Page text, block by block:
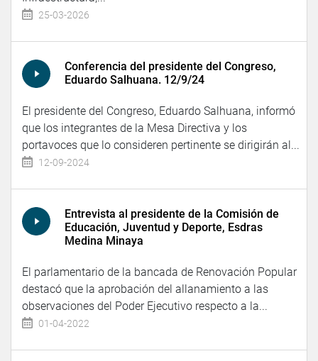
25-03-2026
Conferencia del presidente del Congreso,
Eduardo Salhuana. 12/9/24
El presidente del Congreso, Eduardo Salhuana, informó
que los integrantes de la Mesa Directiva y los
portavoces que lo consideren pertinente se dirigirán al...
12-09-2024
Entrevista al presidente de la Comisión de
Educación, Juventud y Deporte, Esdras
Medina Minaya
El parlamentario de la bancada de Renovación Popular
destacó que la aprobación del allanamiento a las
observaciones del Poder Ejecutivo respecto a la...
01-04-2022